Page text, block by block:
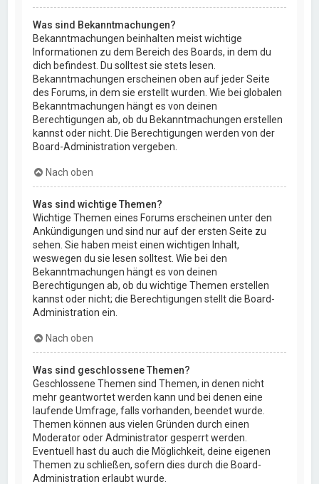
Was sind Bekanntmachungen?
Bekanntmachungen beinhalten meist wichtige
Informationen zu dem Bereich des Boards, in dem du
dich befindest. Du solltest sie stets lesen.
Bekanntmachungen erscheinen oben auf jeder Seite
des Forums, in dem sie erstellt wurden. Wie bei globalen
Bekanntmachungen hängt es von deinen
Berechtigungen ab, ob du Bekanntmachungen erstellen
kannst oder nicht. Die Berechtigungen werden von der
Board-Administration vergeben.
Nach oben
Was sind wichtige Themen?
Wichtige Themen eines Forums erscheinen unter den
Ankündigungen und sind nur auf der ersten Seite zu
sehen. Sie haben meist einen wichtigen Inhalt,
weswegen du sie lesen solltest. Wie bei den
Bekanntmachungen hängt es von deinen
Berechtigungen ab, ob du wichtige Themen erstellen
kannst oder nicht; die Berechtigungen stellt die Board-
Administration ein.
Nach oben
Was sind geschlossene Themen?
Geschlossene Themen sind Themen, in denen nicht
mehr geantwortet werden kann und bei denen eine
laufende Umfrage, falls vorhanden, beendet wurde.
Themen können aus vielen Gründen durch einen
Moderator oder Administrator gesperrt werden.
Eventuell hast du auch die Möglichkeit, deine eigenen
Themen zu schließen, sofern dies durch die Board-
Administration erlaubt wurde.